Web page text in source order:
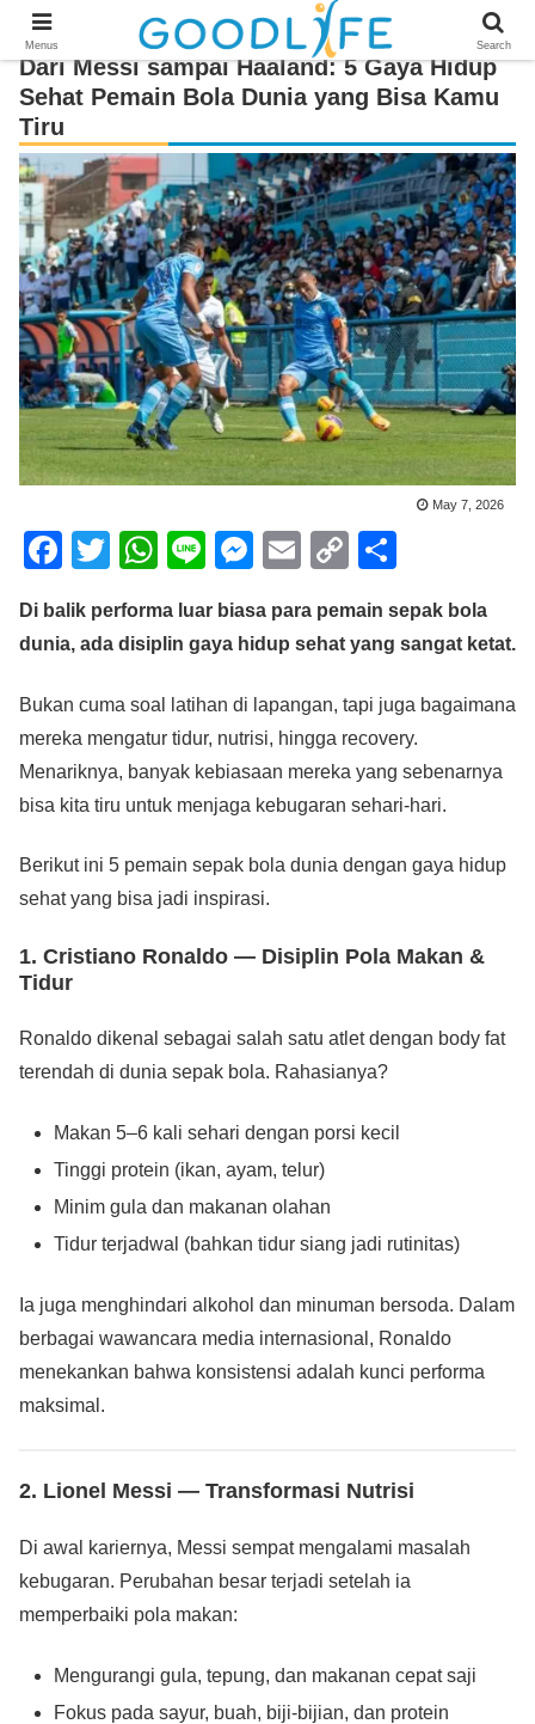
Dari Messi sampai Haaland: 5 Gaya Hidup
Sehat Pemain Bola Dunia yang Bisa Kamu
Tiru
May 7, 2026
F
c
e
b
o
o
k
T
tt
er
W
at
s
A
p
p
Li
e
M
ss
e
n
g
er
E
ail
C
p
y
Li
n
k
ar
e
Di balik performa luar biasa para pemain sepak bola
dunia, ada disiplin gaya hidup sehat yang sangat ketat.
Bukan cuma soal latihan di lapangan, tapi juga bagaimana
mereka mengatur tidur, nutrisi, hingga recovery.
Menariknya, banyak kebiasaan mereka yang sebenarnya
bisa kita tiru untuk menjaga kebugaran sehari-hari.
Berikut ini 5 pemain sepak bola dunia dengan gaya hidup
sehat yang bisa jadi inspirasi.
1. Cristiano Ronaldo — Disiplin Pola Makan &
Tidur
Ronaldo dikenal sebagai salah satu atlet dengan body fat
terendah di dunia sepak bola. Rahasianya?
Makan 5–6 kali sehari dengan porsi kecil
Tinggi protein (ikan, ayam, telur)
Minim gula dan makanan olahan
Tidur terjadwal (bahkan tidur siang jadi rutinitas)
Ia juga menghindari alkohol dan minuman bersoda. Dalam
berbagai wawancara media internasional, Ronaldo
menekankan bahwa konsistensi adalah kunci performa
maksimal.
2. Lionel Messi — Transformasi Nutrisi
Di awal kariernya, Messi sempat mengalami masalah
kebugaran. Perubahan besar terjadi setelah ia
memperbaiki pola makan:
Mengurangi gula, tepung, dan makanan cepat saji
Fokus pada sayur, buah, biji-bijian, dan protein
Menus Search